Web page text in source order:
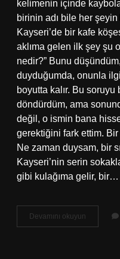
kelimenin içinde
birinin adı bile her şeyin
Kayseri’de bir kafe
aklıma gelen ilk şey şu
nedir?” Bunu
duyduğumda, onunla
boyutta kalır. Bu
döndürdüm, ama
değil, o ismin bana
gerektiğini fark ettim.
Ne zaman duysam, bir
Kayseri’nin serin
gibi kulağıma gelir, bir…
Devamını okuyun
isminin